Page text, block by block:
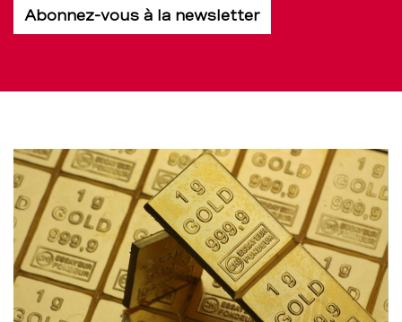
Abonnez-vous à la newsletter